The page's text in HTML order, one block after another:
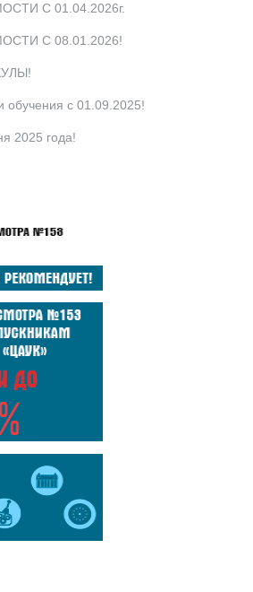
С 01.04.2026г.
С 08.01.2026!
обучения с 01.09.2025!
2025 года!